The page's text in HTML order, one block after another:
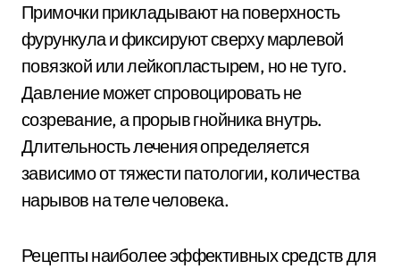
Примочки прикладывают на поверхность
фурункула и фиксируют сверху марлевой
повязкой или лейкопластырем, но не туго.
Давление может спровоцировать не
созревание, а прорыв гнойника внутрь.
Длительность лечения определяется
зависимо от тяжести патологии, количества
нарывов на теле человека.
Рецепты наиболее эффективных средств для